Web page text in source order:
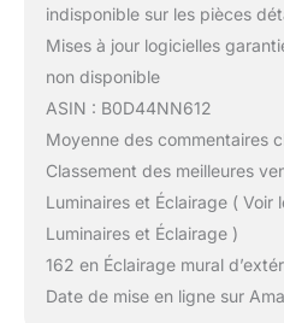
indisponible sur les pièces
Mises à jour logicielles
non disponible
ASIN : B0D44NN612
Moyenne des commentaires
Classement des meilleures
Luminaires et Éclairage ( Voir
Luminaires et Éclairage )
162 en Éclairage mural
Date de mise en ligne sur